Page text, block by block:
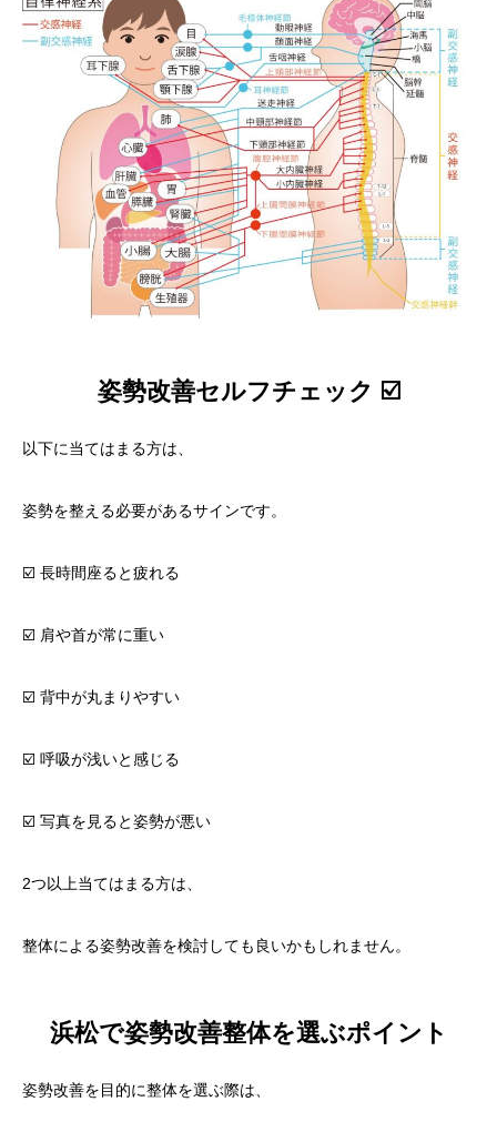
姿勢改善セルフチェック ☑️
以下に当てはまる方は、
姿勢を整える必要があるサインです。
☑️ 長時間座ると疲れる
☑️ 肩や首が常に重い
☑️ 背中が丸まりやすい
☑️ 呼吸が浅いと感じる
☑️ 写真を見ると姿勢が悪い
2つ以上当てはまる方は、
整体による姿勢改善を検討しても良いかもしれません。
浜松で姿勢改善整体を選ぶポイント
姿勢改善を目的に整体を選ぶ際は、